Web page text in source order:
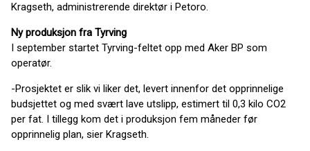
Kragseth, administrerende direktør i Petoro.
Ny produksjon fra Tyrving
I september startet Tyrving-feltet opp med Aker BP som
operatør.
-Prosjektet er slik vi liker det, levert innenfor det opprinnelige
budsjettet og med svært lave utslipp, estimert til 0,3 kilo CO2
per fat. I tillegg kom det i produksjon fem måneder før
opprinnelig plan, sier Kragseth.